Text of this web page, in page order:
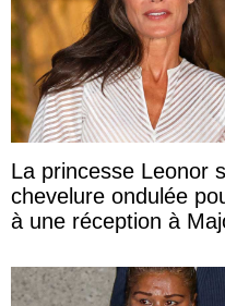
La princesse Leonor
chevelure ondulée
à une réception à